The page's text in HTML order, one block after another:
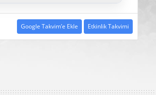
Google Takvim’e Ekle Etkinlik Takvimi